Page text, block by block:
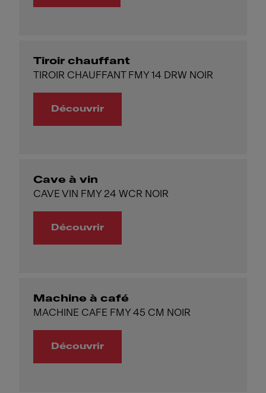
Tiroir chauffant
TIROIR CHAUFFANT FMY 14 DRW NOIR
Découvrir
Cave à vin
CAVE VIN FMY 24 WCR NOIR
Découvrir
Machine à café
MACHINE CAFE FMY 45 CM NOIR
Découvrir